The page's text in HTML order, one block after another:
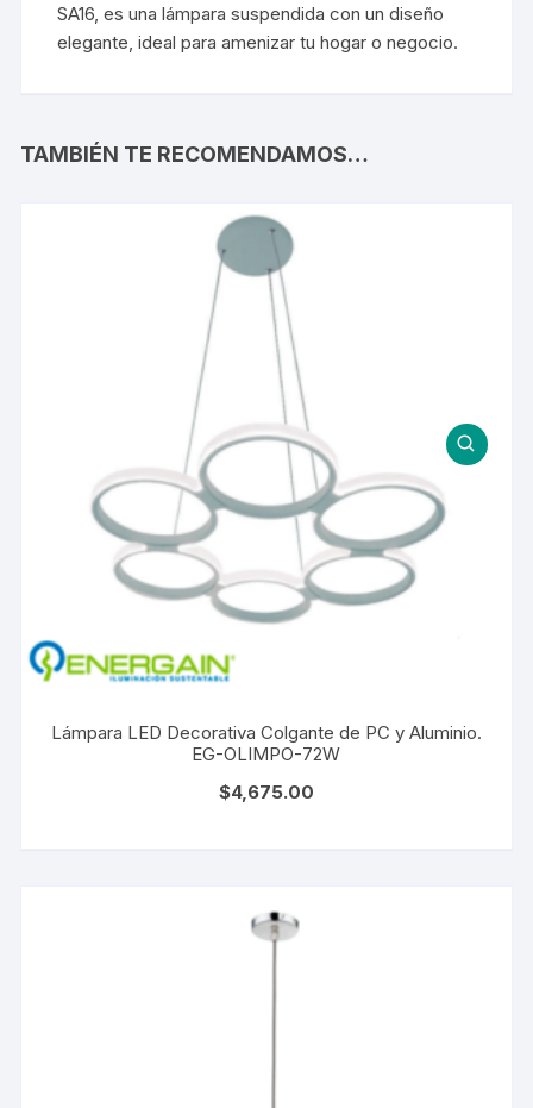
SA16, es una lámpara suspendida con un diseño
elegante, ideal para amenizar tu hogar o negocio.
TAMBIÉN TE RECOMENDAMOS…
Lámpara LED Decorativa Colgante de PC y Aluminio.
EG-OLIMPO-72W
$4,675.00